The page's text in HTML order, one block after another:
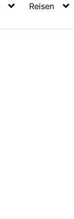
Reisen